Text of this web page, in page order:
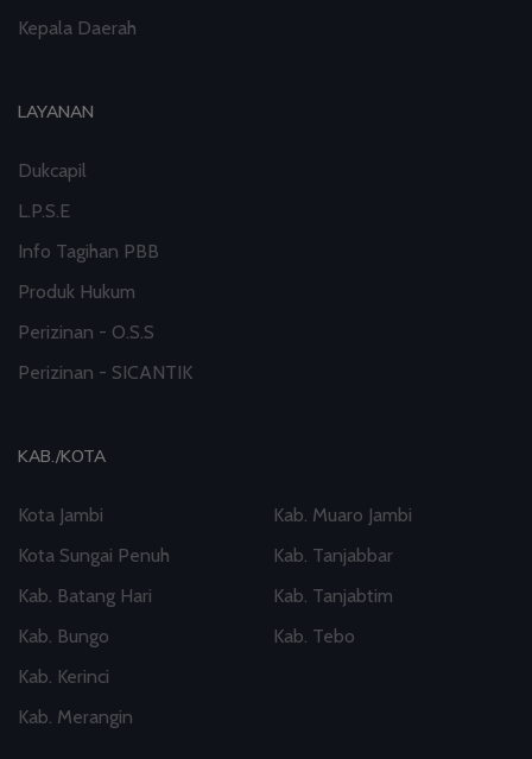
Kepala Daerah
LAYANAN
Dukcapil
L.P.S.E
Info Tagihan PBB
Produk Hukum
Perizinan - O.S.S
Perizinan - SICANTIK
KAB./KOTA
Kota Jambi
Kota Sungai Penuh
Kab. Batang Hari
Kab. Bungo
Kab. Kerinci
Kab. Merangin
Kab. Muaro Jambi
Kab. Tanjabbar
Kab. Tanjabtim
Kab. Tebo